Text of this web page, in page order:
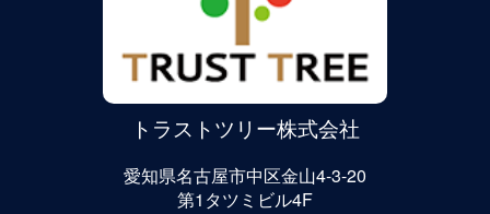
トラストツリー株式会社
愛知県名古屋市中区金山4-3-20
第1タツミビル4F